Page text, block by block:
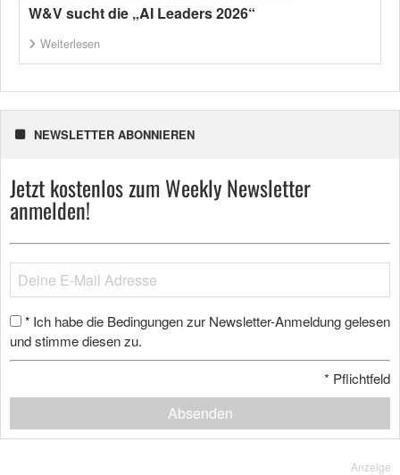
W&V sucht die „AI Leaders 2026“
Weiterlesen
NEWSLETTER ABONNIEREN
Jetzt kostenlos zum Weekly Newsletter
anmelden!
* Ich habe die Bedingungen zur Newsletter-Anmeldung gelesen
und stimme diesen zu.
* Pflichtfeld
Absenden
Anzeige